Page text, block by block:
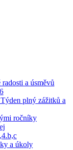
a úsměvů
plný zážitků a
ročníky
a úkoly